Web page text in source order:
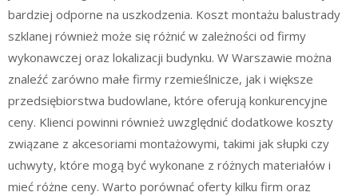
bardziej odporne na uszkodzenia. Koszt montażu balustrady
szklanej również może się różnić w zależności od firmy
wykonawczej oraz lokalizacji budynku. W Warszawie można
znaleźć zarówno małe firmy rzemieślnicze, jak i większe
przedsiębiorstwa budowlane, które oferują konkurencyjne
ceny. Klienci powinni również uwzględnić dodatkowe koszty
związane z akcesoriami montażowymi, takimi jak słupki czy
uchwyty, które mogą być wykonane z różnych materiałów i
mieć różne ceny. Warto porównać oferty kilku firm oraz